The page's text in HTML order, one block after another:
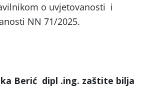
o uvjetovanosti i
NN 71/2025.
Berić dipl .ing. zaštite bilja